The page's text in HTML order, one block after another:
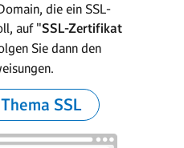
die ein SSL-
auf "SSL-Zertifikat
Sie dann den
SSL